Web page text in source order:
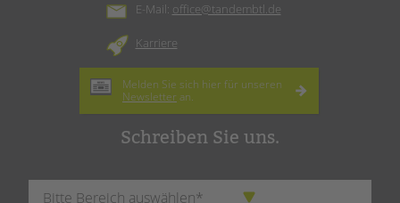
E-Mail: office@tandembtl.de
Karriere
Melden Sie sich hier für unseren
Newsletter an.
Schreiben Sie uns.